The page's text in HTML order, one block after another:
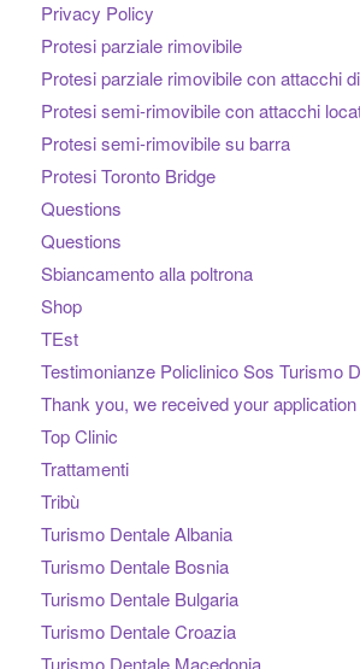
Privacy Policy
Protesi parziale rimovibile
Protesi parziale rimovibile con attacchi
Protesi semi-rimovibile con attacchi
Protesi semi-rimovibile su barra
Protesi Toronto Bridge
Questions
Questions
Sbiancamento alla poltrona
Shop
TEst
Testimonianze Policlinico Sos Turismo
Thank you, we received your application
Top Clinic
Trattamenti
Tribù
Turismo Dentale Albania
Turismo Dentale Bosnia
Turismo Dentale Bulgaria
Turismo Dentale Croazia